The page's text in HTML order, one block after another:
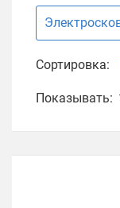
Сортировка:
Показывать: